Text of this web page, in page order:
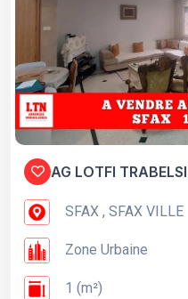
AG LOTFI
SFAX , SFAX VILLE
Zone Urbaine
1 (m²)